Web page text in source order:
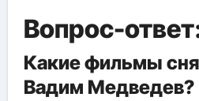
Вопрос-
Какие фильмы
Вадим Медведев?